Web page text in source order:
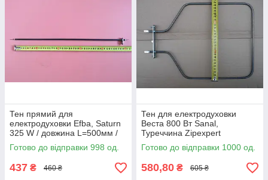
Тен прямий для
електродуховки Efba, Saturn
325 W / довжина L=500мм /
220 V Sanal, Туреччина
Zipexpert
Готово до відправки 998 од.
437 ₴ 460 ₴
Тен для електродуховки
Веста 800 Вт Sanal,
Туреччина Zipexpert
Готово до відправки 1000 од.
580,80 ₴ 605 ₴